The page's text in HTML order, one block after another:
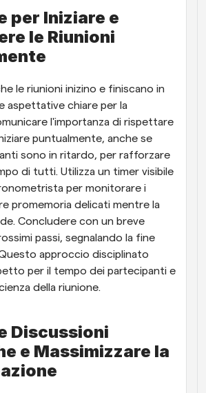
per Iniziare e
le Riunioni
le riunioni inizino e finiscano in
aspettative chiare per la
l'importanza di rispettare
puntualmente, anche se
sono in ritardo, per rafforzare
di tutti. Utilizza un timer visibile
per monitorare i
promemoria delicati mentre la
Concludere con un breve
passi, segnalando la fine
approccio disciplinato
per il tempo dei partecipanti e
della riunione.
Discussioni
e Massimizzare la